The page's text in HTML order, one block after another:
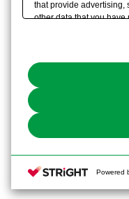
that provide advertising,
other data that you have
the use of all Cookies
Powered